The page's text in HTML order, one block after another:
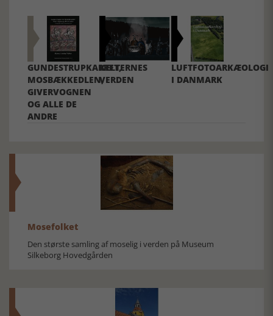
GUNDESTRUPKARRET,
MOSBÆKKEDLEN,
GIVERVOGNEN
OG ALLE DE
ANDRE
KELTERNES
VERDEN
LUFTFOTOARKÆOLOGI
I DANMARK
Mosefolket
Den største samling af moselig i verden på Museum
Silkeborg Hovedgården